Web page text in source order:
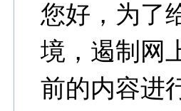
您好，为了
境，遏制网
前的内容进